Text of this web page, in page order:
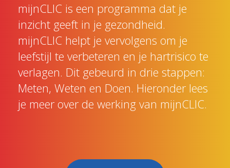
mijnCLIC is een programma dat je
inzicht geeft in je gezondheid.
mijnCLIC helpt je vervolgens om je
leefstijl te verbeteren en je hartrisico te
verlagen. Dit gebeurd in drie stappen:
Meten, Weten en Doen. Hieronder lees
je meer over de werking van mijnCLIC.